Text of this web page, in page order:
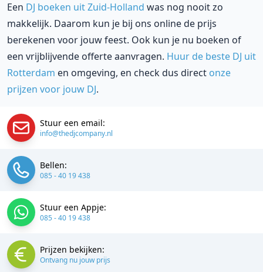
Een DJ boeken uit Zuid-Holland was nog nooit zo
makkelijk. Daarom kun je bij ons online de prijs
berekenen voor jouw feest. Ook kun je nu boeken of
een vrijblijvende offerte aanvragen. Huur de beste DJ uit
Rotterdam en omgeving, en check dus direct onze
prijzen voor jouw DJ.
Stuur een email:
info@thedjcompany.nl
Bellen:
085 - 40 19 438
Stuur een Appje:
085 - 40 19 438
Prijzen bekijken:
Ontvang nu jouw prijs